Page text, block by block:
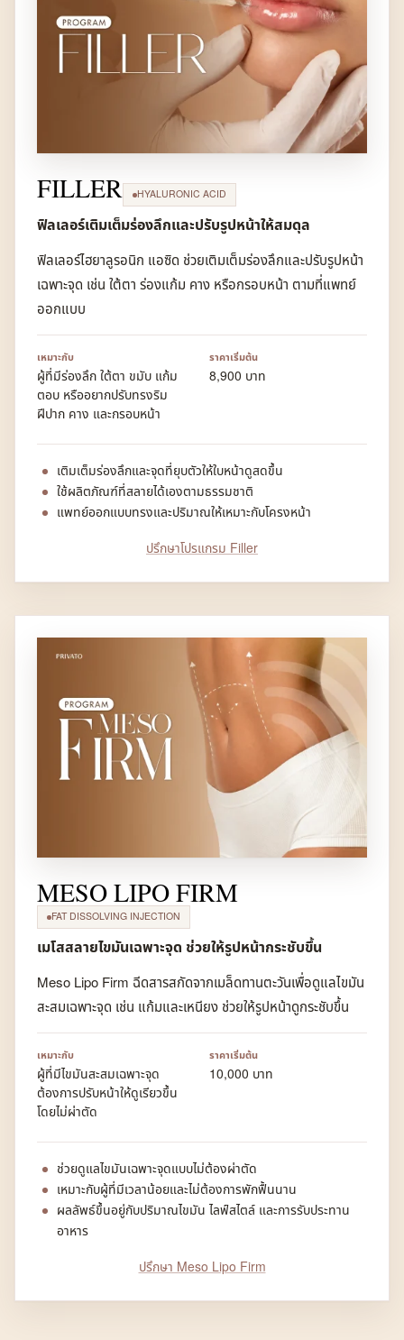
FILLER HYALURONIC ACID
ฟิลเลอร์เติมเต็มร่องลึกและปรับรูปหน้าให้สมดุล
ฟิลเลอร์ไฮยาลูรอนิก แอซิด ช่วยเติมเต็มร่องลึกและปรับรูปหน้า
เฉพาะจุด เช่น ใต้ตา ร่องแก้ม คาง หรือกรอบหน้า ตามที่แพทย์
ออกแบบ
เหมาะกับ
ผู้ที่มีร่องลึก ใต้ตา ขมับ แก้ม
ตอบ หรืออยากปรับทรงริม
ฝีปาก คาง และกรอบหน้า
ราคาเริ่มต้น
8,900 บาท
เติมเต็มร่องลึกและจุดที่ยุบตัวให้ใบหน้าดูสดขึ้น
ใช้ผลิตภัณฑ์ที่สลายได้เองตามธรรมชาติ
แพทย์ออกแบบทรงและปริมาณให้เหมาะกับโครงหน้า
ปรึกษาโปรแกรม Filler
MESO LIPO FIRM
FAT DISSOLVING INJECTION
เมโสสลายไขมันเฉพาะจุด ช่วยให้รูปหน้ากระชับขึ้น
Meso Lipo Firm ฉีดสารสกัดจากเมล็ดทานตะวันเพื่อดูแลไขมัน
สะสมเฉพาะจุด เช่น แก้มและเหนียง ช่วยให้รูปหน้าดูกระชับขึ้น
เหมาะกับ
ผู้ที่มีไขมันสะสมเฉพาะจุด
ต้องการปรับหน้าให้ดูเรียวขึ้น
โดยไม่ผ่าตัด
ราคาเริ่มต้น
10,000 บาท
ช่วยดูแลไขมันเฉพาะจุดแบบไม่ต้องผ่าตัด
เหมาะกับผู้ที่มีเวลาน้อยและไม่ต้องการพักฟื้นนาน
ผลลัพธ์ขึ้นอยู่กับปริมาณไขมัน ไลฟ์สไตล์ และการรับประทาน
อาหาร
ปรึกษา Meso Lipo Firm